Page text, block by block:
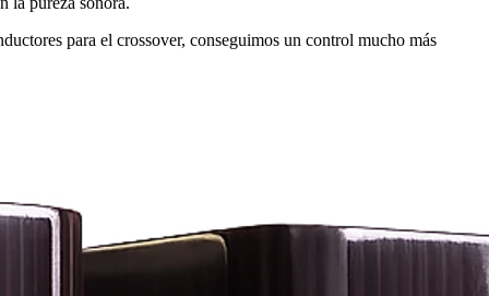
para el crossover, conseguimos un control mucho más